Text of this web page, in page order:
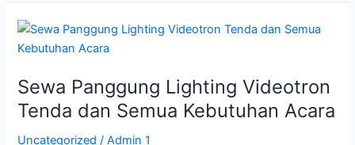
Sewa Panggung Lighting Videotron
Tenda dan Semua Kebutuhan Acara
Uncategorized /Admin 1
Sewa
Panggung
Videotron
Tenda